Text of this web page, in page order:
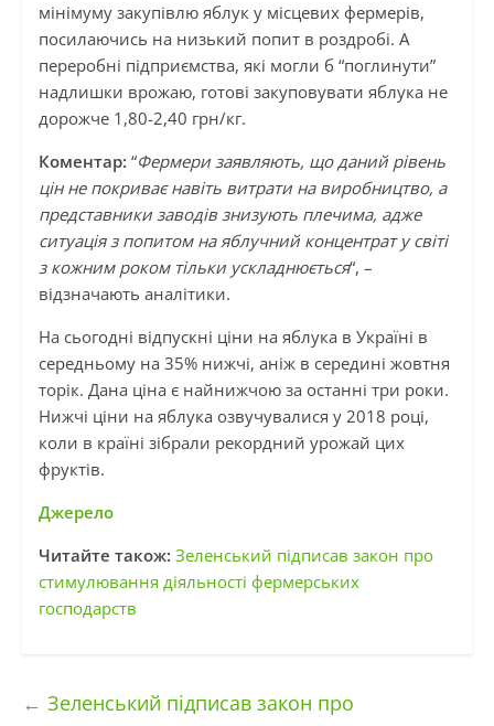
мінімуму закупівлю яблук у місцевих фермерів,
посилаючись на низький попит в роздробі. А
переробні підприємства, які могли б “поглинути”
надлишки врожаю, готові закуповувати яблука не
дорожче 1,80-2,40 грн/кг.
Коментар: “Фермери заявляють, що даний рівень
цін не покриває навіть витрати на виробництво, а
представники заводів знизують плечима, адже
ситуація з попитом на яблучний концентрат у світі
з кожним роком тільки ускладнюється“, –
відзначають аналітики.
На сьогодні відпускні ціни на яблука в Україні в
середньому на 35% нижчі, аніж в середині жовтня
торік. Дана ціна є найнижчою за останні три роки.
Нижчі ціни на яблука озвучувалися у 2018 році,
коли в країні зібрали рекордний урожай цих
фруктів.
Джерело
Читайте також: Зеленський підписав закон про
стимулювання діяльності фермерських
господарств
← Зеленський підписав закон про